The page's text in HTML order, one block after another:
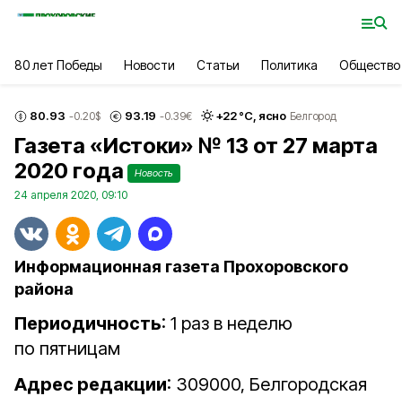
80 лет Победы Новости Статьи Политика Общество
80.93 -0.20$ 93.19 -0.39€ +22°С, ясно Белгород
Газета «Истоки» № 13 от 27 марта
2020 года
Новость
24 апреля 2020, 09:10
Информационная газета Прохоровского
района
Периодичность: 1 раз в неделю
по пятницам
Адрес редакции: 309000, Белгородская